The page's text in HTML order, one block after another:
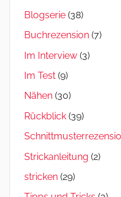
Blogserie (38)
Buchrezension (7)
Im Interview (3)
Im Test (9)
Nähen (30)
Rückblick (39)
Strickanleitung (2)
stricken (29)